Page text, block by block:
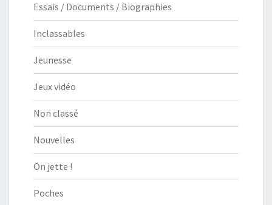
Essais / Documents / Biographies
Inclassables
Jeunesse
Jeux vidéo
Non classé
Nouvelles
On jette !
Poches